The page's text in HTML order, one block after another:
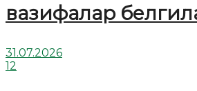
вазифалар
31.07.2026
12